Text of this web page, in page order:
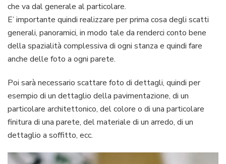
che va dal generale al particolare.
E’ importante quindi realizzare per prima cosa degli scatti
generali, panoramici, in modo tale da renderci conto bene
della spazialità complessiva di ogni stanza e quindi fare
anche delle foto a ogni parete.
Poi sarà necessario scattare foto di dettagli, quindi per
esempio di un dettaglio della pavimentazione, di un
particolare architettonico, del colore o di una particolare
finitura di una parete, del materiale di un arredo, di un
dettaglio a soffitto, ecc.